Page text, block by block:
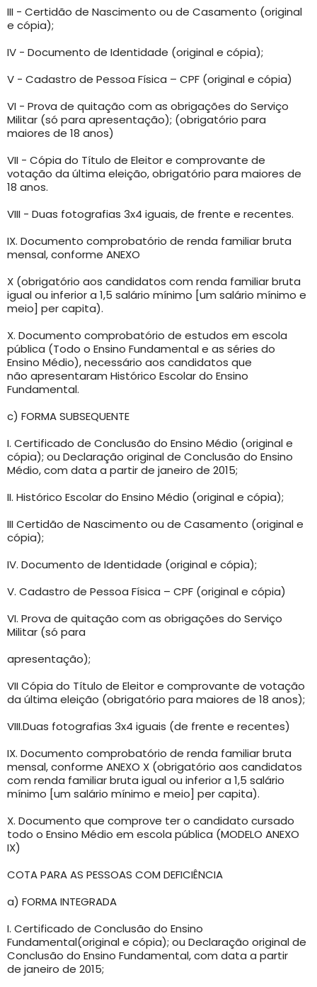
III - Certidão de Nascimento ou de Casamento (original
e cópia);
IV - Documento de Identidade (original e cópia);
V - Cadastro de Pessoa Física – CPF (original e cópia)
VI - Prova de quitação com as obrigações do Serviço
Militar (só para apresentação); (obrigatório para
maiores de 18 anos)
VII - Cópia do Título de Eleitor e comprovante de
votação da última eleição, obrigatório para maiores de
18 anos.
VIII - Duas fotografias 3x4 iguais, de frente e recentes.
IX. Documento comprobatório de renda familiar bruta
mensal, conforme ANEXO
X (obrigatório aos candidatos com renda familiar bruta
igual ou inferior a 1,5 salário mínimo [um salário mínimo e
meio] per capita).
X. Documento comprobatório de estudos em escola
pública (Todo o Ensino Fundamental e as séries do
Ensino Médio), necessário aos candidatos que
não apresentaram Histórico Escolar do Ensino
Fundamental.
c) FORMA SUBSEQUENTE
I. Certificado de Conclusão do Ensino Médio (original e
cópia); ou Declaração original de Conclusão do Ensino
Médio, com data a partir de janeiro de 2015;
II. Histórico Escolar do Ensino Médio (original e cópia);
III Certidão de Nascimento ou de Casamento (original e
cópia);
IV. Documento de Identidade (original e cópia);
V. Cadastro de Pessoa Física – CPF (original e cópia)
VI. Prova de quitação com as obrigações do Serviço
Militar (só para
apresentação);
VII Cópia do Título de Eleitor e comprovante de votação
da última eleição (obrigatório para maiores de 18 anos);
VIII.Duas fotografias 3x4 iguais (de frente e recentes)
IX. Documento comprobatório de renda familiar bruta
mensal, conforme ANEXO X (obrigatório aos candidatos
com renda familiar bruta igual ou inferior a 1,5 salário
mínimo [um salário mínimo e meio] per capita).
X. Documento que comprove ter o candidato cursado
todo o Ensino Médio em escola pública (MODELO ANEXO
IX)
COTA PARA AS PESSOAS COM DEFICIÊNCIA
a) FORMA INTEGRADA
I. Certificado de Conclusão do Ensino
Fundamental(original e cópia); ou Declaração original de
Conclusão do Ensino Fundamental, com data a partir
de janeiro de 2015;